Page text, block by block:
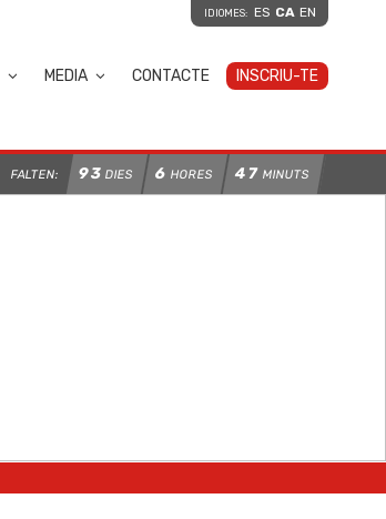
IDIOMES: ES CA EN
MEDIA CONTACTE INSCRIU-TE
FALTEN: 93 DIES 6 HORES 47 MINUTS